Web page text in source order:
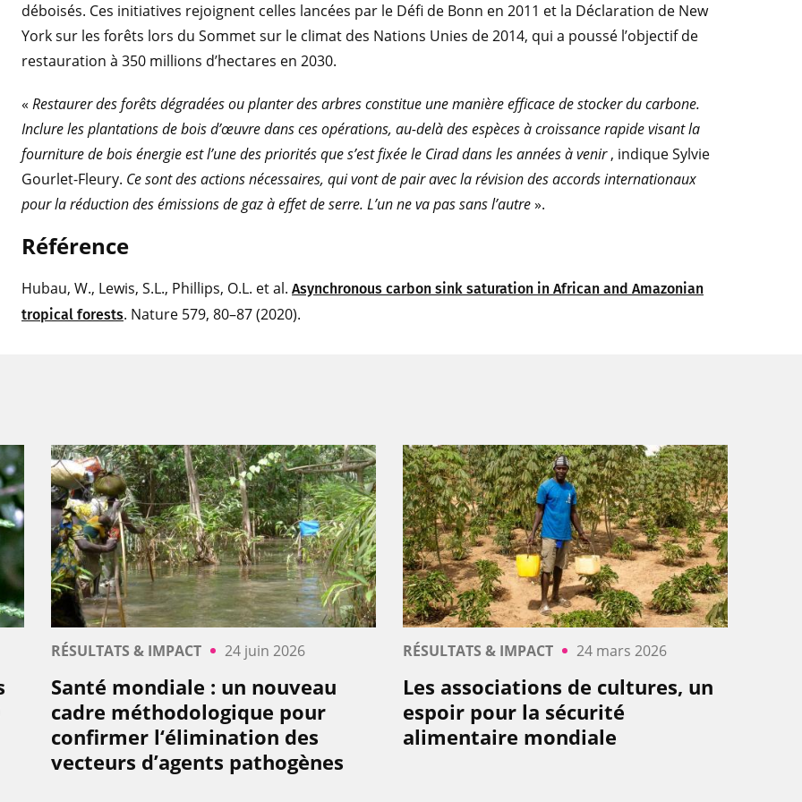
déboisés. Ces initiatives rejoignent celles lancées par le Défi de Bonn en 2011 et la Déclaration de New
York sur les forêts lors du Sommet sur le climat des Nations Unies de 2014, qui a poussé l’objectif de
restauration à 350 millions d’hectares en 2030.
« Restaurer des forêts dégradées ou planter des arbres constitue une manière efficace de stocker du carbone.
Inclure les plantations de bois d’œuvre dans ces opérations, au-delà des espèces à croissance rapide visant la
fourniture de bois énergie est l’une des priorités que s’est fixée le Cirad dans les années à venir, indique Sylvie
Gourlet-Fleury. Ce sont des actions nécessaires, qui vont de pair avec la révision des accords internationaux
pour la réduction des émissions de gaz à effet de serre. L’un ne va pas sans l’autre».
Référence
Hubau, W., Lewis, S.L., Phillips, O.L. et al. Asynchronous carbon sink saturation in African and Amazonian
tropical forests. Nature 579, 80–87 (2020).
RÉSULTATS & IMPACT 24 juin 2026
Santé mondiale : un nouveau
cadre méthodologique pour
confirmer l‘élimination des
vecteurs d’agents pathogènes
RÉSULTATS & IMPACT 24 mars 2026
Les associations de cultures, un
espoir pour la sécurité
alimentaire mondiale